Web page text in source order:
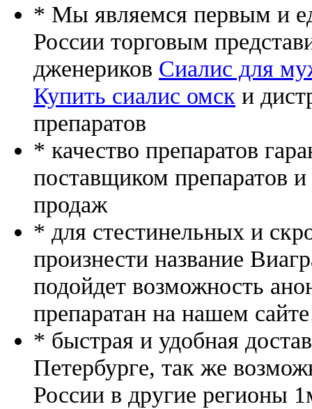
* Мы являемся первым и
России торговым
дженериков Сиалис для
Купить сиалис омск и
препаратов
* качество препаратов
поставщиком препаратов
продаж
* для стестинельных и
произнести название
подойдет возможность
препаратан на нашем
* быстрая и удобная
Петербурге, так же
России в другие регионы